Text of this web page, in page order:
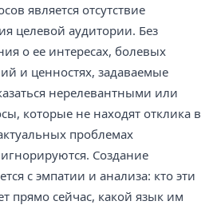
является отсутствие
целевой аудитории. Без
о ее интересах, болевых
и ценностях, задаваемые
нерелевантными или
которые не находят отклика в
проблемах
Создание
с эмпатии и анализа: кто эти
прямо сейчас, какой язык им